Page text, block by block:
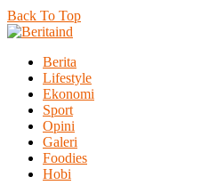
Back To Top
Berita
Lifestyle
Ekonomi
Sport
Opini
Galeri
Foodies
Hobi